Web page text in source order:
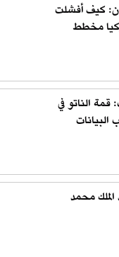
كيف أفشلت
مخطط
قمة الناتو في
الملك محمد